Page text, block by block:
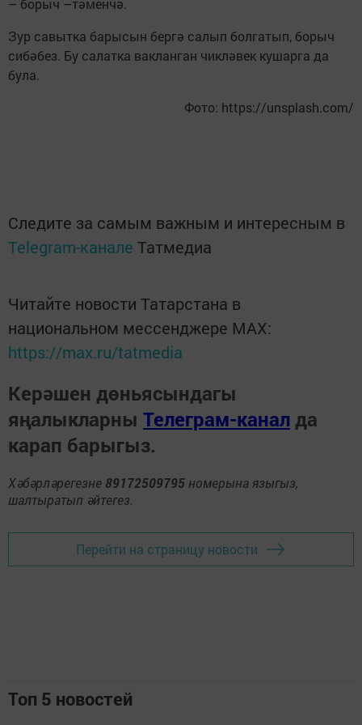
– борыч –тәменчә.
Зур савытка барысын бергә салып болгатып, борыч
сибәбез. Бу салатка вакланган чикләвек кушарга да
була.
Фото: https://unsplash.com/
Следите за самым важным и интересным в
Telegram-канале Татмедиа
Читайте новости Татарстана в
национальном мессенджере MАХ:
https://max.ru/tatmedia
Керәшен дөньясындагы
яңалыкларны Телеграм-канал да
карап барыгыз.
Хәбәрләрегезне 89172509795 номерына языгыз,
шалтыратып әйтегез.
Перейти на страницу новости
Топ 5 новостей